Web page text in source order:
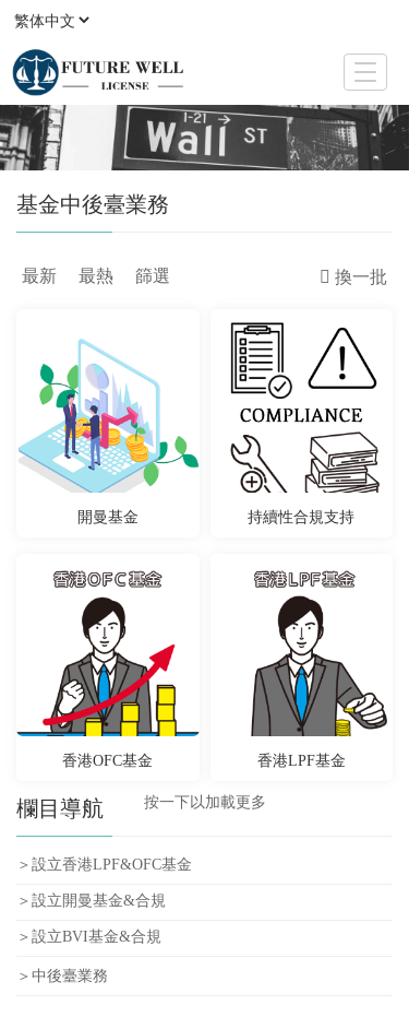
T
o
g
g
g
i
o
基金中後臺業務
最新 最熱 篩選 換一批
開曼基金 持續性合規支持
香港OFC基金 香港LPF基金
按一下以加載更多
欄目導航
＞設立香港LPF&OFC基金
＞設立開曼基金&合規
＞設立BVI基金&合規
＞中後臺業務